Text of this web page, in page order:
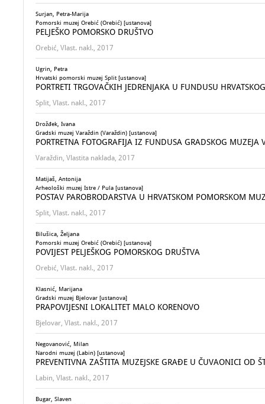
Surjan, Petra-Marija
Pomorski muzej Orebić (Orebić) [ustanova]
PELJEŠKO POMORSKO DRUŠTVO
Orebić, Vlast. nakl., 2017
Ugrin, Petra
Hrvatski pomorski muzej Split [ustanova]
PORTRETI TRGOVAČKIH JEDRENJAKA U FUNDUSU
Split, Vlast. nakl., 2017
Drožđek, Ivana
Gradski muzej Varaždin (Varaždin) [ustanova]
PORTRETNA FOTOGRAFIJA IZ FUNDUSA GRADSKOG
Varaždin, Vlastita naklada, 2017
Matijaš, Antonija
Arheološki muzej Istre / Pula [ustanova]
POSTAV PAROBRODARSTVA U HRVATSKOM POMORSKOM
Split, Vlast. nakl., 2017
Bilušica, Željana
Pomorski muzej Orebić (Orebić) [ustanova]
POVIJEST PELJEŠKOG POMORSKOG DRUŠTVA
Orebić, Vlast. nakl., 2017
Klasnić, Marijana
Gradski muzej Bjelovar [ustanova]
PRAPOVIJESNI LOKALITET MALO KORENOVO
Bjelovar, Vlast. nakl., 2017
Negovanović, Milan
Narodni muzej (Labin) [ustanova]
PREVENTIVNA ZAŠTITA MUZEJSKE GRAĐE U ČUVAONICI OD
Labin, Vlast. nakl., 2017
Bugar, Slaven